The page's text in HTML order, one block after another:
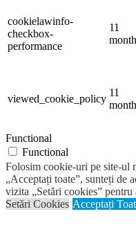
Folosim cookie-uri pe site-ul
„Acceptați toate”, sunteți de
vizita „Setări cookies”
Setări Cookies Acceptați
cookielawinfo-
checkbox-
performance
11
viewed_cookie_policy
11
Functional
Functional
Functional cookies help to
sharing the content of the
feedbacks, and other third-
Performance